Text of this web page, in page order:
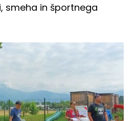
smeha in športnega